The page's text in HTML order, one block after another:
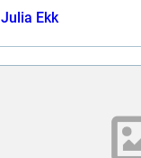
som vill ha hjälp. Utö...
Julia Ekk